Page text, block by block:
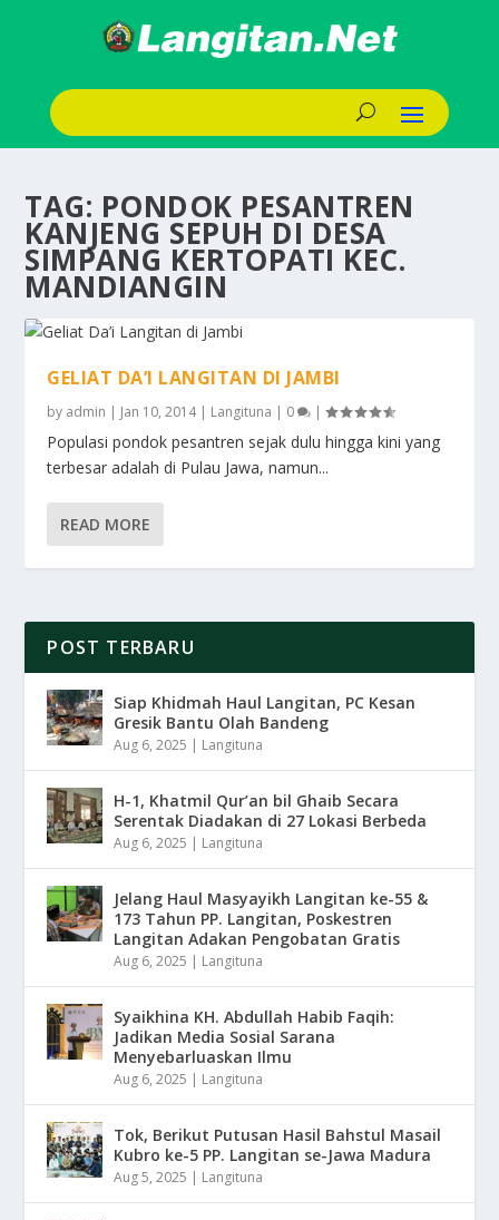
TAG: PONDOK PESANTREN
KANJENG SEPUH DI DESA
SIMPANG KERTOPATI KEC.
MANDIANGIN
GELIAT DA’I LANGITAN DI JAMBI
by admin | Jan 10, 2014| Langituna | 0 |
Populasi pondok pesantren sejak dulu hingga kini yang
terbesar adalah di Pulau Jawa, namun...
READ MORE
POST TERBARU
Siap Khidmah Haul Langitan, PC Kesan
Gresik Bantu Olah Bandeng
Aug 6, 2025 | Langituna
H-1, Khatmil Qur’an bil Ghaib Secara
Serentak Diadakan di 27 Lokasi Berbeda
Aug 6, 2025 | Langituna
Jelang Haul Masyayikh Langitan ke-55 &
173 Tahun PP. Langitan, Poskestren
Langitan Adakan Pengobatan Gratis
Aug 6, 2025 | Langituna
Syaikhina KH. Abdullah Habib Faqih:
Jadikan Media Sosial Sarana
Menyebarluaskan Ilmu
Aug 6, 2025 | Langituna
Tok, Berikut Putusan Hasil Bahstul Masail
Kubro ke-5 PP. Langitan se-Jawa Madura
Aug 5, 2025 | Langituna